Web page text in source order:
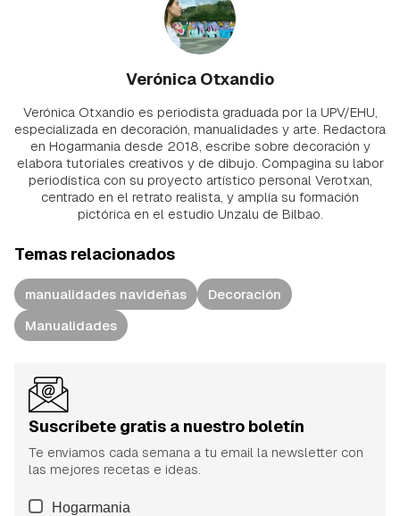
Verónica Otxandio
Verónica Otxandio es periodista graduada por la UPV/EHU,
especializada en decoración, manualidades y arte. Redactora
en Hogarmania desde 2018, escribe sobre decoración y
elabora tutoriales creativos y de dibujo. Compagina su labor
periodística con su proyecto artístico personal Verotxan,
centrado en el retrato realista, y amplía su formación
pictórica en el estudio Unzalu de Bilbao.
Temas relacionados
manualidades navideñas
Decoración
Manualidades
Suscríbete gratis a nuestro boletín
Te enviamos cada semana a tu email la newsletter con
las mejores recetas e ideas.
Hogarmania